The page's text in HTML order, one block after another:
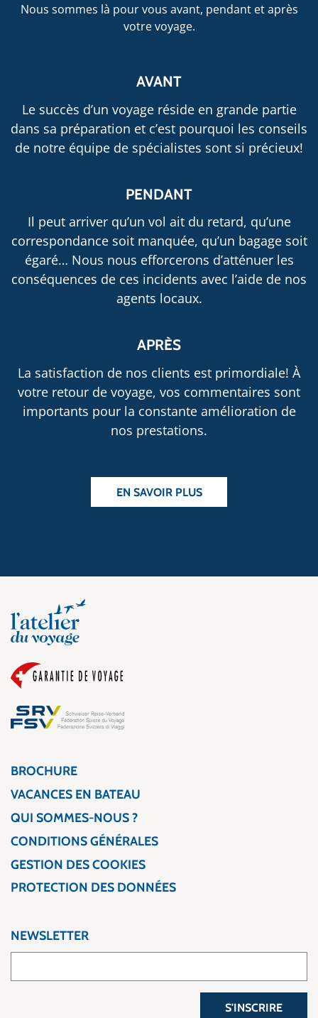
Nous sommes là pour vous avant, pendant et après
votre voyage.
AVANT
Le succès d’un voyage réside en grande partie
dans sa préparation et c’est pourquoi les conseils
de notre équipe de spécialistes sont si précieux!
PENDANT
Il peut arriver qu’un vol ait du retard, qu’une
correspondance soit manquée, qu’un bagage soit
égaré… Nous nous efforcerons d’atténuer les
conséquences de ces incidents avec l’aide de nos
agents locaux.
APRÈS
La satisfaction de nos clients est primordiale! À
votre retour de voyage, vos commentaires sont
importants pour la constante amélioration de
nos prestations.
EN SAVOIR PLUS
BROCHURE
VACANCES EN BATEAU
QUI SOMMES-NOUS ?
CONDITIONS GÉNÉRALES
GESTION DES COOKIES
PROTECTION DES DONNÉES
NEWSLETTER
S'INSCRIRE